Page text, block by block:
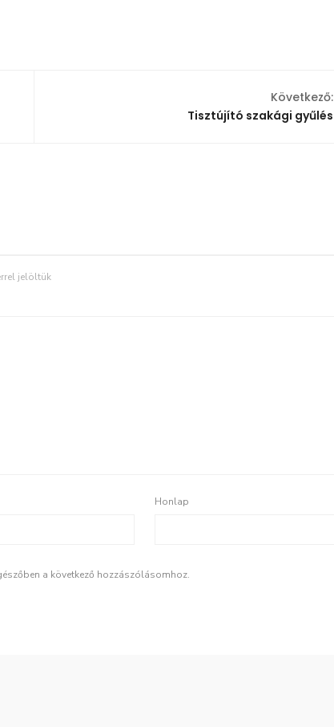
Következő:
Tisztújító szakági gyűlés
jelöltük
Honlap
a következő hozzászólásomhoz.